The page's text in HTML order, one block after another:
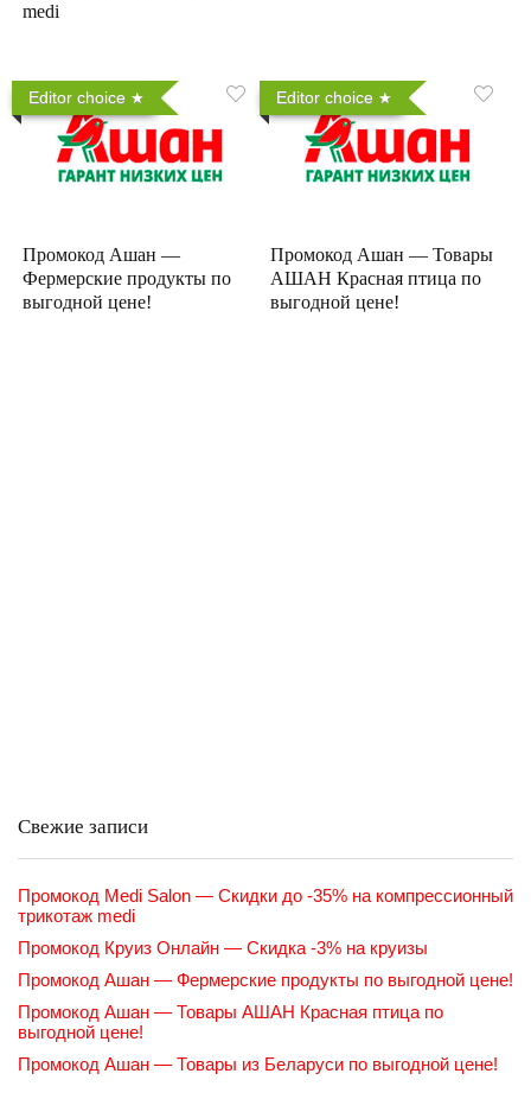
medi
Editor choice
Промокод Ашан —
Фермерские продукты по
выгодной цене!
Editor choice
Промокод Ашан — Товары
АШАН Красная птица по
выгодной цене!
Свежие записи
Промокод Medi Salon — Скидки до -35% на компрессионный
трикотаж medi
Промокод Круиз Онлайн — Скидка -3% на круизы
Промокод Ашан — Фермерские продукты по выгодной цене!
Промокод Ашан — Товары АШАН Красная птица по
выгодной цене!
Промокод Ашан — Товары из Беларуси по выгодной цене!